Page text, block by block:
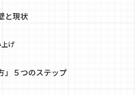
と現状
げ
」５つのステップ